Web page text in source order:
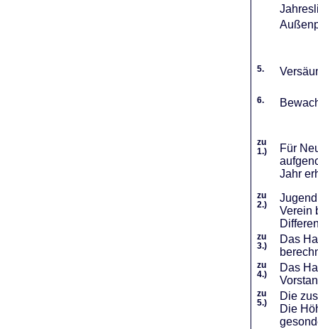
5.
6.
zu
1.)
Für
Jahr
zu
2.)
Verein
zu
3.)
Das
zu
4.)
Das
zu
5.)
Die
Die